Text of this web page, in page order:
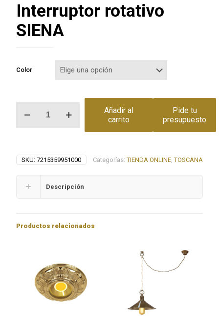
Interruptor rotativo
SIENA
Color
rotativo
Añadir al
carrito
Pide tu
presupuesto
SKU: 7215359951000 Categorías:TIENDA ONLINE ,TOSCANA
Descripción
Productos relacionados